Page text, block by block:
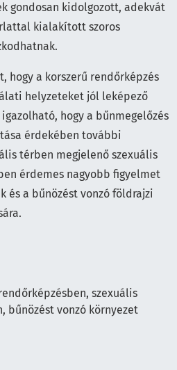
szexuális
bűnözést vonzó környezet
gondosan kidolgozott, adekvát
kialakított szoros
hogy a korszerű rendőrképzés
helyzeteket jól leképező
hogy a bűnmegelőzés
érdekében további
térben megjelenő szexuális
érdemes nagyobb figyelmet
és a bűnözést vonzó földrajzi